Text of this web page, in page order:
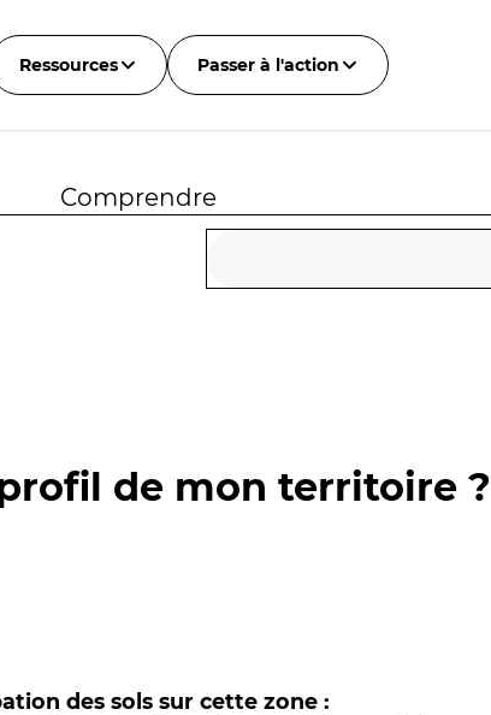
Ressources Passer à l'action
Comprendre
de mon territoire ?
des sols sur cette zone :